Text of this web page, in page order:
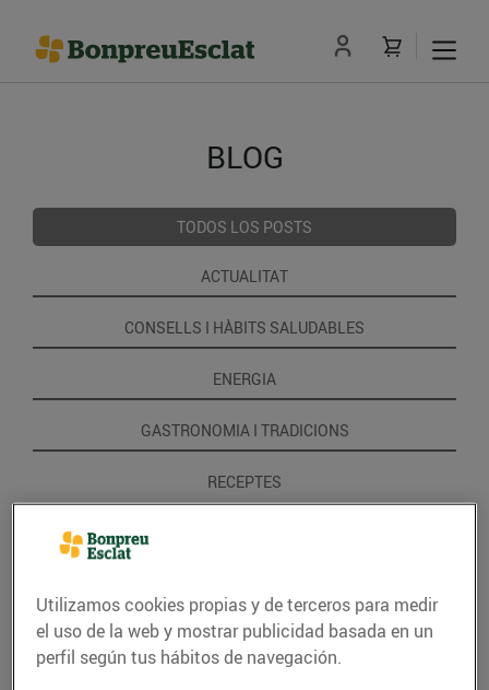
BLOG
TODOS LOS POSTS
ACTUALITAT
CONSELLS I HÀBITS SALUDABLES
ENERGIA
GASTRONOMIA I TRADICIONS
RECEPTES
Utilizamos cookies propias y de terceros para medir
el uso de la web y mostrar publicidad basada en un
perfil según tus hábitos de navegación.